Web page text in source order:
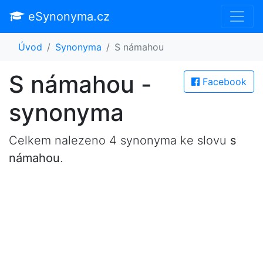
eSynonyma.cz
Úvod Synonyma S námahou
Facebook
S námahou -
synonyma
Celkem nalezeno 4 synonyma ke slovu s
námahou.